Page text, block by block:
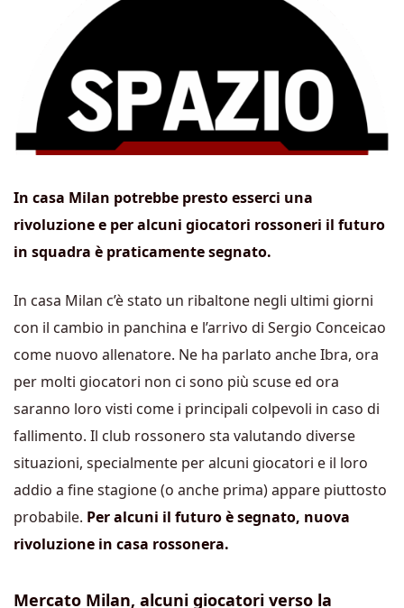
In casa Milan potrebbe presto esserci una
rivoluzione e per alcuni giocatori rossoneri il futuro
in squadra è praticamente segnato.
In casa Milan c’è stato un ribaltone negli ultimi giorni
con il cambio in panchina e l’arrivo di Sergio Conceicao
come nuovo allenatore. Ne ha parlato anche Ibra, ora
per molti giocatori non ci sono più scuse ed ora
saranno loro visti come i principali colpevoli in caso di
fallimento. Il club rossonero sta valutando diverse
situazioni, specialmente per alcuni giocatori e il loro
addio a fine stagione (o anche prima) appare piuttosto
probabile. Per alcuni il futuro è segnato, nuova
rivoluzione in casa rossonera.
Mercato Milan, alcuni giocatori verso la